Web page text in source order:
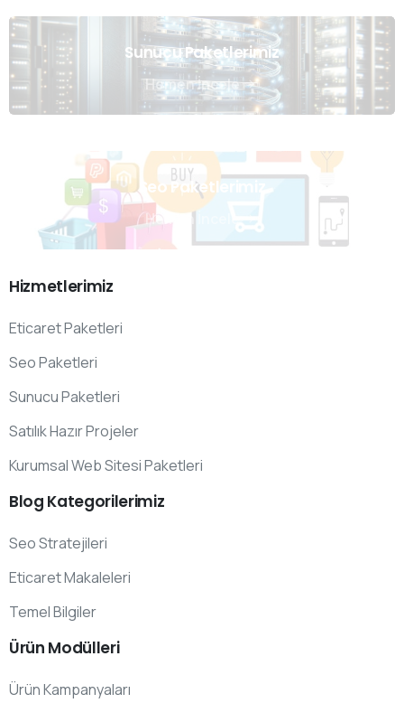
Sunucu Paketlerimiz
Hemen İncele
Seo Paketlerimiz
Hemen İncele
Hizmetlerimiz
Eticaret Paketleri
Seo Paketleri
Sunucu Paketleri
Satılık Hazır Projeler
Kurumsal Web Sitesi Paketleri
Blog Kategorilerimiz
Seo Stratejileri
Eticaret Makaleleri
Temel Bilgiler
Ürün Modülleri
Ürün Kampanyaları